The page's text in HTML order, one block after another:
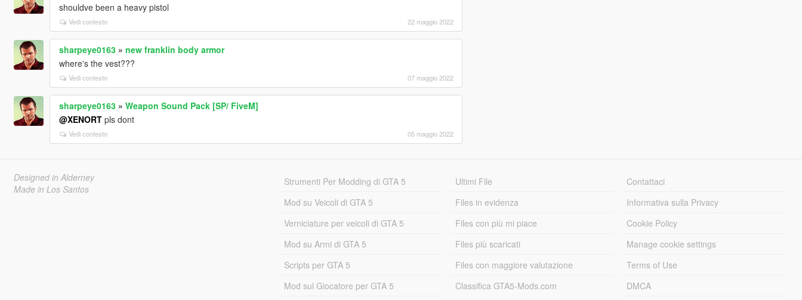
shouldve been a heavy pistol
Vedi contesto 22 maggio 2022
sharpeye0163» new franklin body armor
where's the vest???
Vedi contesto 07 maggio 2022
sharpeye0163» Weapon Sound Pack [SP/ FiveM]
@XENORTpls dont
Vedi contesto 05 maggio 2022
Designed in Alderney
Made in Los Santos
Strumenti Per Modding di GTA 5
Mod su Veicoli di GTA 5
Verniciature per veicoli di GTA 5
Mod su Armi di GTA 5
Scripts per GTA 5
Mod sul Giocatore per GTA 5
Ultimi File
Files in evidenza
Files con più mi piace
Files più scaricati
Files con maggiore valutazione
Classifica GTA5-Mods.com
Contattaci
Informativa sulla Privacy
Cookie Policy
Manage cookie settings
Terms of Use
DMCA